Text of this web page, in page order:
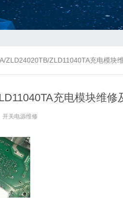
ZLD24020TB/ZLD11040TA充电模块
充电模块维修
开关电源维修